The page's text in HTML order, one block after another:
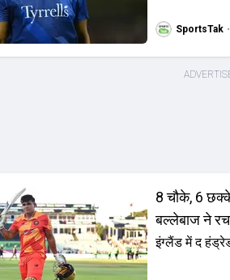
SportsTak
8 चौके, 6
बल्लेबाज ने
इंग्लैंड में द